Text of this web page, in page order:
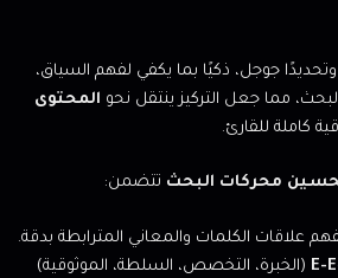
جوجل، ذكيًا بما يكفي لفهم السياق،
مما جعل التركيز ينتقل نحو المحتوى
كاملة للقارئ.
محركات البحث تتضمن:
علاقات الكلمات والمعاني المترابطة بدقة.
E- (الخبرة، التخصص، السلطة، الموثوقية)